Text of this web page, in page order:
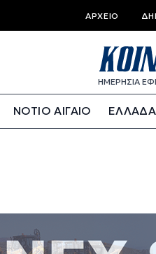
ΑΡΧΕΊΟ
ΗΜΕΡΗΣΙΑ
ΝΟΤΙΟ ΑΙΓΑΙΟ ΕΛΛΑΔΑ